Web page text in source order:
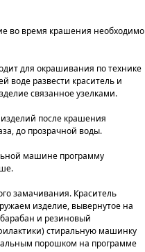
во время крашения необходимо
для окрашивания по технике
воде развести краситель и
связанное узелками.
после крашения
до прозрачной воды.
машине программу
замачивания. Краситель
изделие, вывернутое на
и резиновый
стиральную машинку
порошком на программе